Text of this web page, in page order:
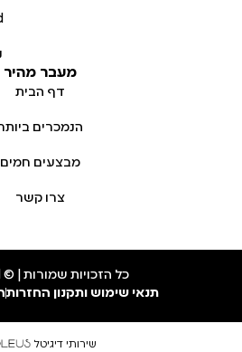
מעבר מהיר
דף הבית
הנמכרים
מבצעים חמים
צרו קשר
כל הזכויות שמורות | © Begood
תנאי שימוש ותקנון החזרות
שירותי דיגיטל